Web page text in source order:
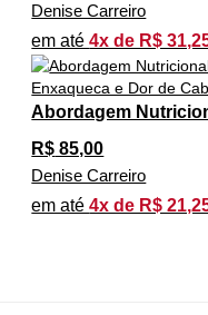
Denise Carreiro
em até4x de R$
Abordagem
R$ 85,00
Denise Carreiro
em até4x de R$